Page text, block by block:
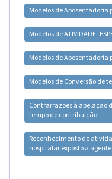
Modelos deAposentadoria
Modelos de
Modelos deAposentadoria
Modelos deConversão de
Contrarrazões à apelação
tempo de contribuição
Reconhecimento de
hospitalar exposto a